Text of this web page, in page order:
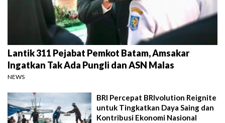
Lantik 311 Pejabat Pemkot Batam, Amsakar
Ingatkan Tak Ada Pungli dan ASN Malas
NEWS
BRI Percepat BRIvolution Reignite
untuk Tingkatkan Daya Saing dan
Kontribusi Ekonomi Nasional